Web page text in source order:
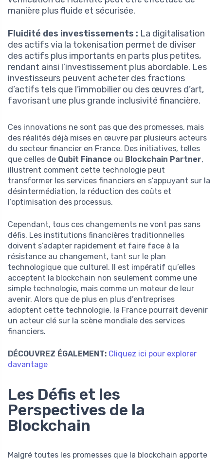
manière plus fluide et sécurisée.
Fluidité des investissements : La digitalisation
des actifs via la tokenisation permet de diviser
des actifs plus importants en parts plus petites,
rendant ainsi l’investissement plus abordable. Les
investisseurs peuvent acheter des fractions
d’actifs tels que l’immobilier ou des œuvres d’art,
favorisant une plus grande inclusivité financière.
Ces innovations ne sont pas que des promesses, mais
des réalités déjà mises en œuvre par plusieurs acteurs
du secteur financier en France. Des initiatives, telles
que celles de Qubit Finance ou Blockchain Partner,
illustrent comment cette technologie peut
transformer les services financiers en s’appuyant sur la
désintermédiation, la réduction des coûts et
l’optimisation des processus.
Cependant, tous ces changements ne vont pas sans
défis. Les institutions financières traditionnelles
doivent s’adapter rapidement et faire face à la
résistance au changement, tant sur le plan
technologique que culturel. Il est impératif qu’elles
acceptent la blockchain non seulement comme une
simple technologie, mais comme un moteur de leur
avenir. Alors que de plus en plus d’entreprises
adoptent cette technologie, la France pourrait devenir
un acteur clé sur la scène mondiale des services
financiers.
DÉCOUVREZ ÉGALEMENT: Cliquez ici pour explorer
davantage
Les Défis et les
Perspectives de la
Blockchain
Malgré toutes les promesses que la blockchain apporte